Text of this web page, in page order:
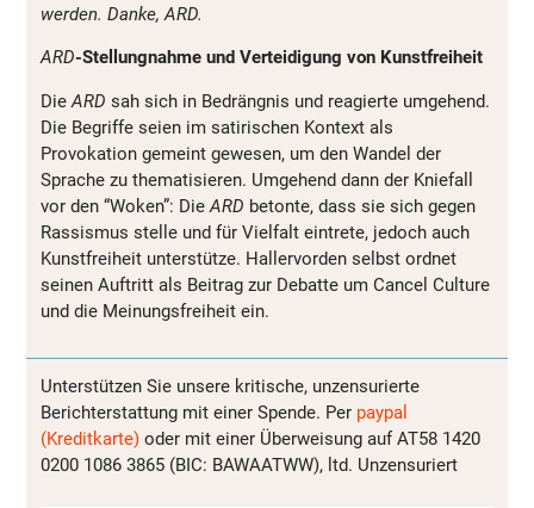
werden. Danke, ARD.
ARD-Stellungnahme und Verteidigung von Kunstfreiheit
Die ARD sah sich in Bedrängnis und reagierte umgehend.
Die Begriffe seien im satirischen Kontext als
Provokation gemeint gewesen, um den Wandel der
Sprache zu thematisieren. Umgehend dann der Kniefall
vor den “Woken”: Die ARD betonte, dass sie sich gegen
Rassismus stelle und für Vielfalt eintrete, jedoch auch
Kunstfreiheit unterstütze. Hallervorden selbst ordnet
seinen Auftritt als Beitrag zur Debatte um Cancel Culture
und die Meinungsfreiheit ein.
Unterstützen Sie unsere kritische, unzensurierte
Berichterstattung mit einer Spende. Per paypal
(Kreditkarte) oder mit einer Überweisung auf AT58 1420
0200 1086 3865 (BIC: BAWAATWW), ltd. Unzensuriert